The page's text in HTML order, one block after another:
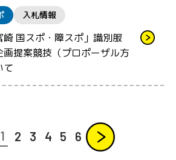
入札情報
崎 国スポ・障スポ」識別服
提案競技（プロポーザル方
て
next
1 2 3 4 5 6